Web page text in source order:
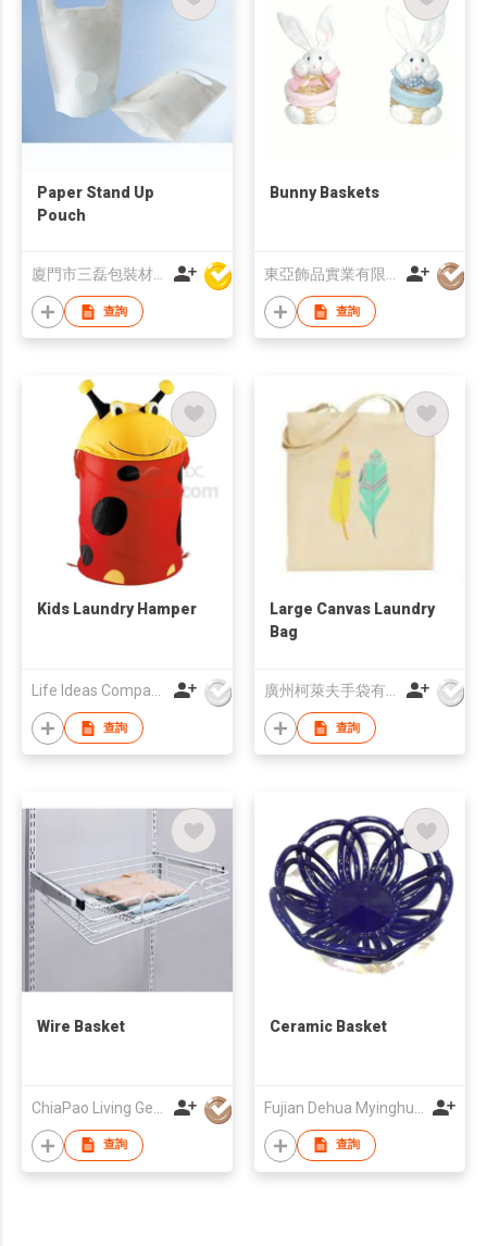
Paper Stand Up
Pouch
廈門市三磊包裝材料有限公司
查詢
Bunny Baskets
查詢
Kids Laundry Hamper
Life Ideas Company Limited
查詢
Large Canvas Laundry
Bag
廣州柯萊夫手袋有限公司
查詢
Wire Basket
查詢
Ceramic Basket
查詢